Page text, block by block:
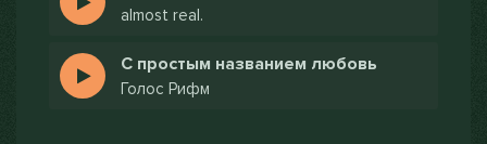
almost real.
С простым названием любовь
Голос Рифм